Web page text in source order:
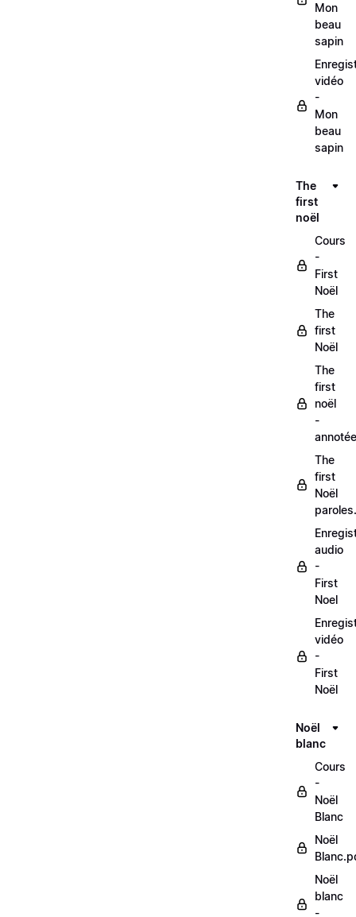
Mon
beau
sapin
vidéo
-
Mon
beau
sapin
The
first
noël
Cours
-
First
Noël
The
first
Noël
The
first
noël
-
The
first
Noël
audio
-
First
Noel
vidéo
-
First
Noël
Noël
blanc
Cours
-
Noël
Blanc
Noël
Noël
blanc
-